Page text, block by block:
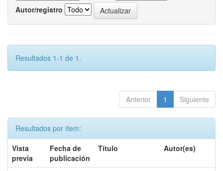
Autor/registro
Resultados 1-1 de 1.
Anterior 1 Siguiente
Resultados por ítem:
Vista
previa
Fecha de
publicación
Título Autor(es)